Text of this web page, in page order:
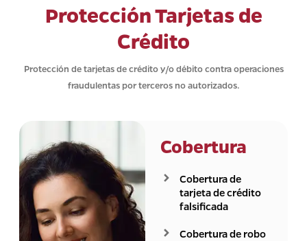
Protección Tarjetas de
Crédito
Protección de tarjetas de crédito y/o débito contra operaciones
fraudulentas por terceros no autorizados.
Cobertura
Cobertura de
tarjeta de crédito
falsificada
Cobertura de robo